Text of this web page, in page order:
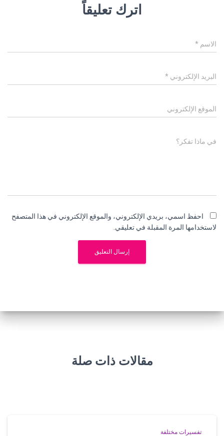
اترك تعليقاً
الاسم *
البريد الإلكتروني *
الموقع الإلكتروني
في ماذا تفكر؟
احفظ اسمي، بريدي الإلكتروني، والموقع الإلكتروني في هذا المتصفح
لاستخدامها المرة المقبلة في تعليقي.
مقالات ذات صلة
تفسيرات مختلفة